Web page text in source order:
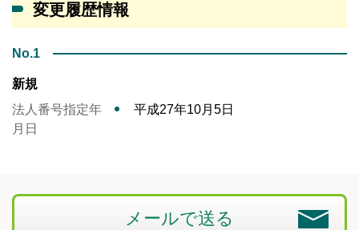
変更履歴情報
No.1
新規
法人番号指定年
月日
平成27年10月5日
メールで送る